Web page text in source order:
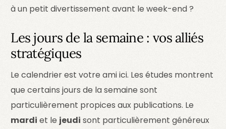
à un petit divertissement avant le week-end ?
Les jours de la semaine : vos alliés
stratégiques
Le calendrier est votre ami ici. Les études montrent
que certains jours de la semaine sont
particulièrement propices aux publications. Le
mardi et le jeudi sont particulièrement généreux